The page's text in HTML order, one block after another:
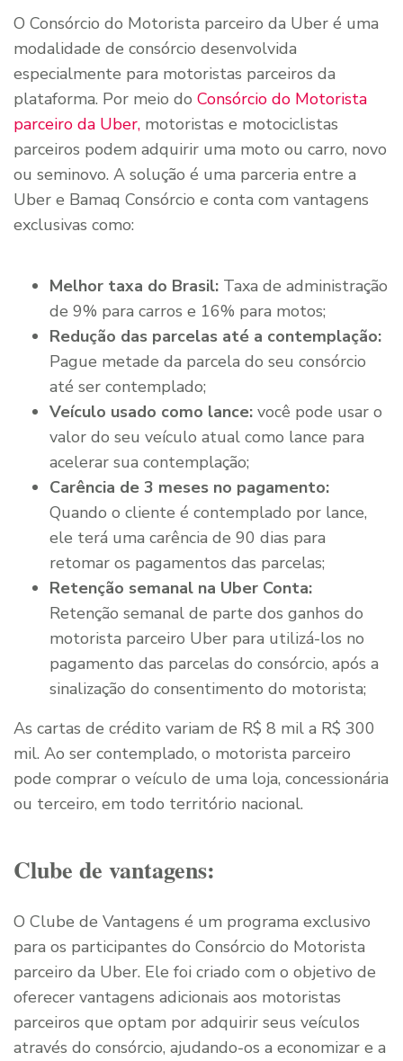
O Consórcio do Motorista parceiro da Uber é uma
modalidade de consórcio desenvolvida
especialmente para motoristas parceiros da
plataforma. Por meio do Consórcio do Motorista
parceiro da Uber, motoristas e motociclistas
parceiros podem adquirir uma moto ou carro, novo
ou seminovo. A solução é uma parceria entre a
Uber e Bamaq Consórcio e conta com vantagens
exclusivas como:
Melhor taxa do Brasil: Taxa de administração
de 9% para carros e 16% para motos;
Redução das parcelas até a contemplação:
Pague metade da parcela do seu consórcio
até ser contemplado;
Veículo usado como lance: você pode usar o
valor do seu veículo atual como lance para
acelerar sua contemplação;
Carência de 3 meses no pagamento:
Quando o cliente é contemplado por lance,
ele terá uma carência de 90 dias para
retomar os pagamentos das parcelas;
Retenção semanal na Uber Conta:
Retenção semanal de parte dos ganhos do
motorista parceiro Uber para utilizá-los no
pagamento das parcelas do consórcio, após a
sinalização do consentimento do motorista;
As cartas de crédito variam de R$ 8 mil a R$ 300
mil. Ao ser contemplado, o motorista parceiro
pode comprar o veículo de uma loja, concessionária
ou terceiro, em todo território nacional.
Clube de vantagens:
O Clube de Vantagens é um programa exclusivo
para os participantes do Consórcio do Motorista
parceiro da Uber. Ele foi criado com o objetivo de
oferecer vantagens adicionais aos motoristas
parceiros que optam por adquirir seus veículos
através do consórcio, ajudando-os a economizar e a